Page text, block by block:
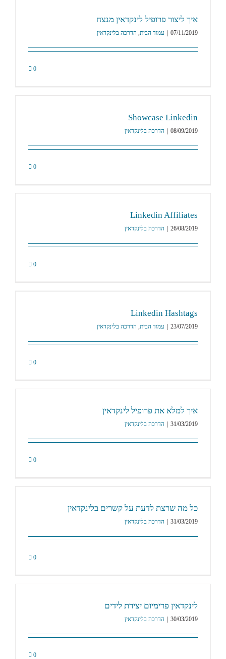
איך ליצור פרופיל לינקדאין מנצח
07/11/2019 עמוד הבית, הדרכה בלינקדאין
0
Showcase Linkedin
08/09/2019 הדרכה בלינקדאין
0
Linkedin Affiliates
26/08/2019 הדרכה בלינקדאין
0
Linkedin Hashtags
23/07/2019 עמוד הבית, הדרכה בלינקדאין
0
איך למלא את פרופיל לינקדאין
31/03/2019 הדרכה בלינקדאין
0
כל מה שרצת לדעת על קשרים בלינקדאין
31/03/2019 הדרכה בלינקדאין
0
לינקדאין פרימיום יצירת לידים
30/03/2019 הדרכה בלינקדאין
0